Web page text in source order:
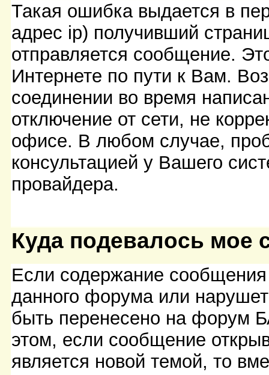
Такая ошибка выдается в
адрес ip) получивший
отправляется сообщение.
Интернете по пути к Вам.
соединении во время
отключение от сети, не
офисе. В любом случае,
консультацией у Вашего
провайдера.
Куда подевалось мое
Если содержание сообщения
данного форума или
быть перенесено на форум
этом, если сообщение
является новой темой, то